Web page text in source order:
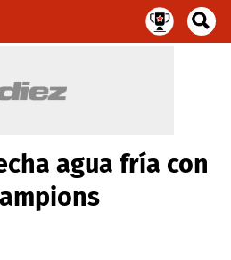
agua fría con